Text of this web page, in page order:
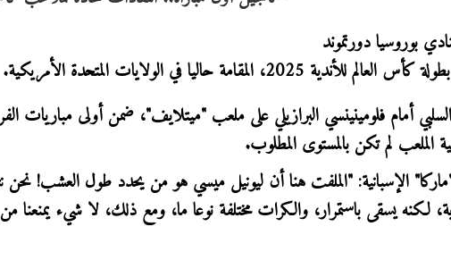
بوروسيا دورتموند
حاليا في الولايات المتحدة الأمريكية.
أمام فلومينينسي البرازيلي على ملعب "ميتلايف"، ضمن أولى مباريات
لم تكن بالمستوى المطلوب.
الإسبانية: "الملفت هنا أن ليونيل ميسي هو من يحدد طول العشب!
يسقى باستمرار، والكرات مختلفة نوعا ما، ومع ذلك، لا شيء يمنعنا من